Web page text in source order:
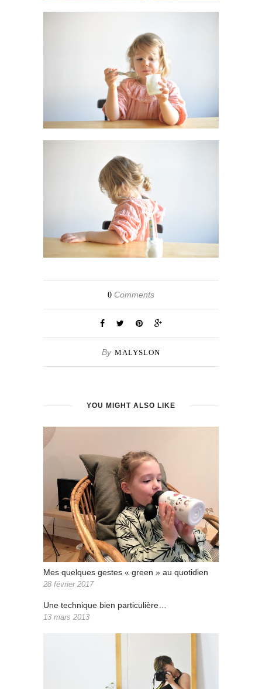
0 Comments
By MALYSLON
YOU MIGHT ALSO LIKE
Mes quelques gestes « green » au quotidien
28 février 2017
Une technique bien particulière…
13 mars 2013